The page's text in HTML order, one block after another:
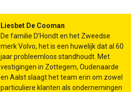
Liesbet De Cooman
De familie D’Hondt en het Zweedse
merk Volvo, het is een huwelijk dat al 60
jaar probleemloos standhoudt. Met
vestigingen in Zottegem, Oudenaarde
en Aalst slaagt het team erin om zowel
particuliere klanten als ondernemingen